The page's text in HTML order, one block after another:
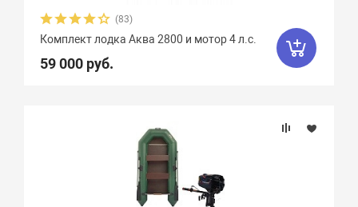
(83)
Комплект лодка Аква 2800 и мотор 4 л.с.
59 000 руб.